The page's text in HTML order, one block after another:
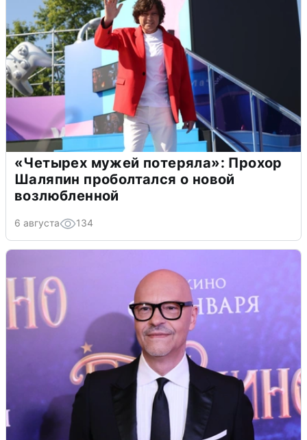
«Четырех мужей потеряла»: Прохор
Шаляпин проболтался о новой
возлюбленной
6 августа 134